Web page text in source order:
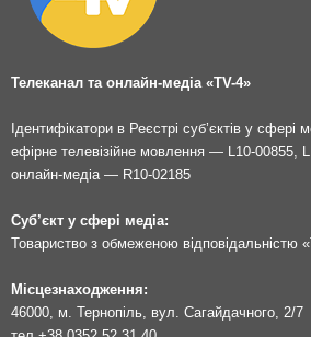
Телеканал та онлайн-медіа «TV-4»
Ідентифікатори в Реєстрі суб’єктів у сфері
ефірне телевізійне мовлення — L10-00855,
онлайн-медіа — R10-02185
Суб’єкт у сфері медіа:
Товариство з обмеженою відповідальністю
Місцезнаходження:
46000, м. Тернопіль, вул. Сагайдачного, 2/7